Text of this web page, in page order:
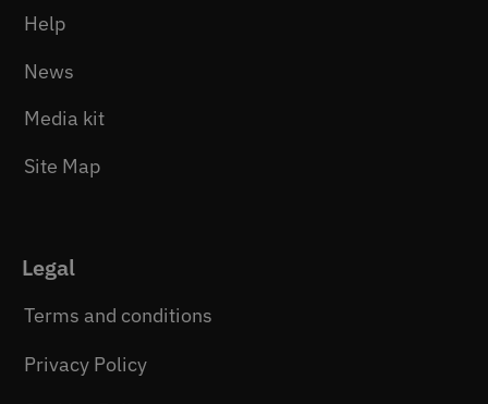
Help
News
Media kit
Site Map
Legal
Terms and conditions
Privacy Policy